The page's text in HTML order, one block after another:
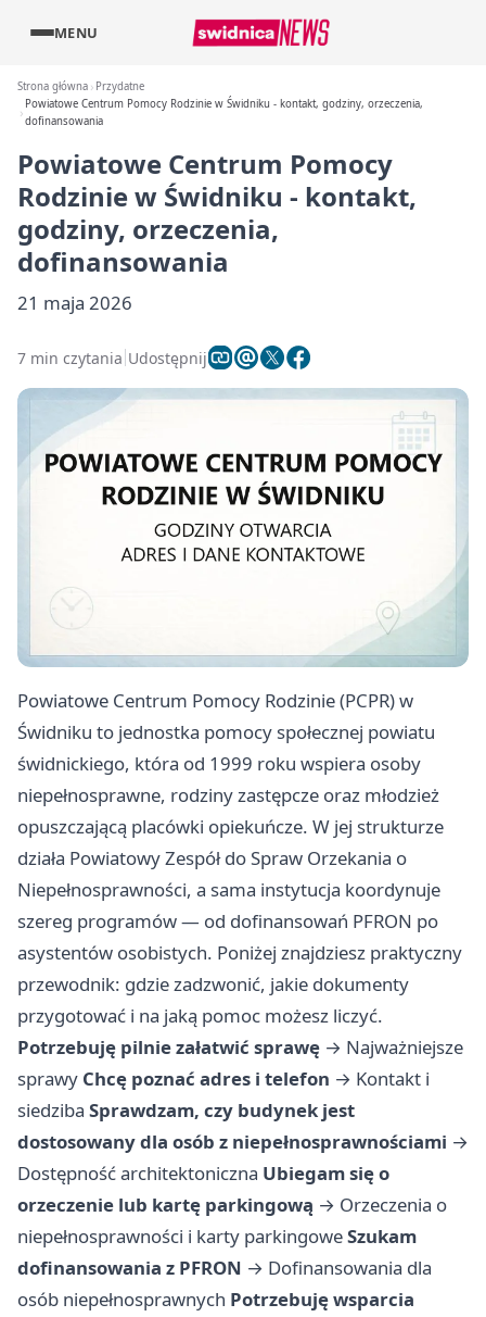
MENU
Strona główna
Przydatne
Powiatowe Centrum Pomocy Rodzinie w Świdniku - kontakt, godziny, orzeczenia,
dofinansowania
Powiatowe Centrum Pomocy
Rodzinie w Świdniku - kontakt,
godziny, orzeczenia,
dofinansowania
21 maja 2026
7 min czytania Udostępnij
Powiatowe Centrum Pomocy Rodzinie (PCPR) w
Świdniku to jednostka pomocy społecznej powiatu
świdnickiego, która od 1999 roku wspiera osoby
niepełnosprawne, rodziny zastępcze oraz młodzież
opuszczającą placówki opiekuńcze. W jej strukturze
działa Powiatowy Zespół do Spraw Orzekania o
Niepełnosprawności, a sama instytucja koordynuje
szereg programów — od dofinansowań PFRON po
asystentów osobistych. Poniżej znajdziesz praktyczny
przewodnik: gdzie zadzwonić, jakie dokumenty
przygotować i na jaką pomoc możesz liczyć.
Potrzebuję pilnie załatwić sprawę → Najważniejsze
sprawy Chcę poznać adres i telefon → Kontakt i
siedziba Sprawdzam, czy budynek jest
dostosowany dla osób z niepełnosprawnościami →
Dostępność architektoniczna Ubiegam się o
orzeczenie lub kartę parkingową → Orzeczenia o
niepełnosprawności i karty parkingoweSzukam
dofinansowania z PFRON → Dofinansowania dla
osób niepełnosprawnych Potrzebuję wsparcia